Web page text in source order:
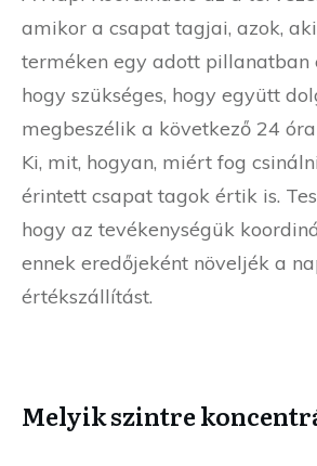
amikor a csapat tagjai, azok,
terméken egy adott pillanatban
hogy szükséges, hogy együtt
megbeszélik a következő 24
Ki, mit, hogyan, miért fog
érintett csapat tagok értik is.
hogy az tevékenységük
ennek eredőjeként növeljék a
értékszállítást.
Melyik szintre